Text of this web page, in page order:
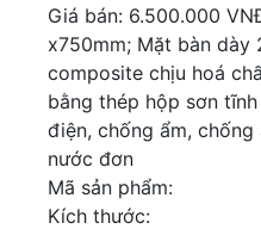
Giá bán: 6.500.000
x750mm; Mặt bàn dày
composite chịu hoá
bằng thép hộp sơn
điện, chống ẩm,
nước đơn
Mã sản phẩm:
Kích thước: